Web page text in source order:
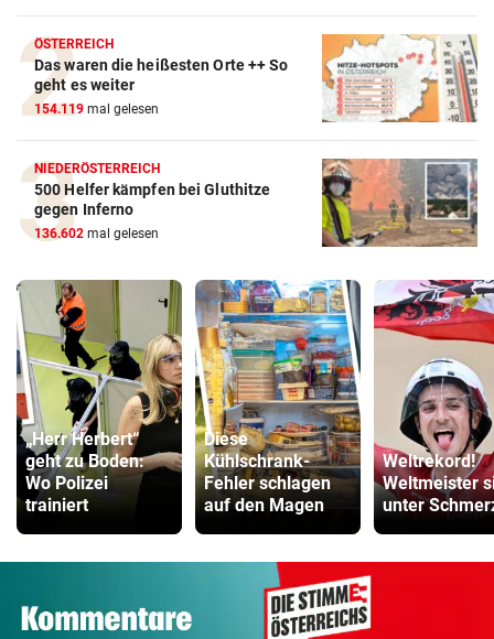
ÖSTERREICH
Das waren die heißesten Orte ++ So
geht es weiter
154.119 mal gelesen
NIEDERÖSTERREICH
500 Helfer kämpfen bei Gluthitze
gegen Inferno
136.602 mal gelesen
„Herr Herbert“
geht zu Boden:
Wo Polizei
trainiert
Diese
Kühlschrank-
Fehler schlagen
auf den Magen
Weltrekord!
Weltmeister
unter